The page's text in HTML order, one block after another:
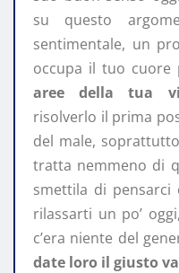
su questo
sentimentale, un
occupa il tuo cuore
aree della tua
risolverlo il prima
del male,
tratta nemmeno di
smettila di pensarci
rilassarti un po’
c’era niente del
date loro il giusto